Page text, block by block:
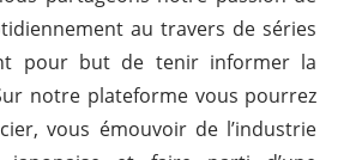
au travers de séries
pour but de tenir informer la
notre plateforme vous pourrez
vous émouvoir de l’industrie